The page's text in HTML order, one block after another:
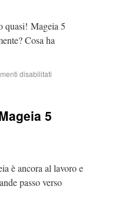
quasi! Mageia 5
Cosa ha
disabilitati
5
è ancora al lavoro e
passo verso